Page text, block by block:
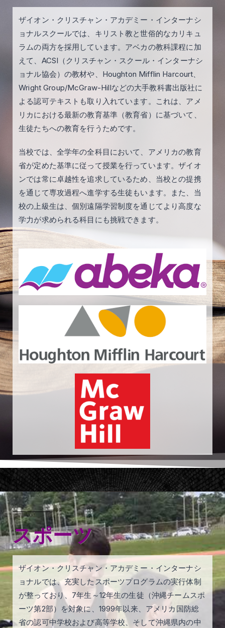
ザイオン・クリスチャン・アカデミー・インターナシ
ョナルスクールでは、キリスト教と世俗的なカリキュ
ラムの両方を採用しています。アベカの教科課程に加
えて、ACSI（クリスチャン・スクール・インターナシ
ョナル協会）の教材や、Houghton Mifflin Harcourt、
Wright Group/McGraw-Hillなどの大手教科書出版社に
よる認可テキストも取り入れています。これは、アメ
リカにおける最新の教育基準（教育省）に基づいて、
生徒たちへの教育を行うためです。
当校では、全学年の全科目において、アメリカの教育
省が定めた基準に従って授業を行っています。ザイオ
ンでは常に卓越性を追求しているため、当校との提携
を通じて専攻過程へ進学する生徒もいます。また、当
校の上級生は、個別遠隔学習制度を通じてより高度な
学力が求められる科目にも挑戦できます。
スポーツ
ザイオン・クリスチャン・アカデミー・インターナシ
ョナルでは、充実したスポーツプログラムの実行体制
が整っており、7年生～12年生の生徒（沖縄チームスポ
ーツ第2部）を対象に、1999年以来、アメリカ国防総
省の認可中学校および高等学校、そして沖縄県内の中